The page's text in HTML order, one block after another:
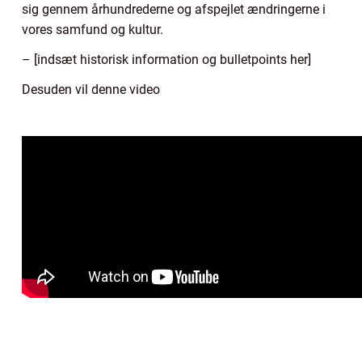
sig gennem århundrederne og afspejlet ændringerne i
vores samfund og kultur.
– [indsæt historisk information og bulletpoints her]
Desuden vil denne video